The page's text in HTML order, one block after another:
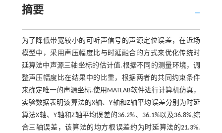
摘要
为了降低带宽较小的可听声信号的声源定位误差，在近场
模型中，采用声压幅度比与时延融合的方式来优化传统时
延算法中声源三轴坐标的估计值.根据不同的测量环境，调
整声压幅度比在结果中的比重，根据两者的共同约束条件
来确定唯一的声源坐标.使用MATLAB软件进行计算机仿真，
实验数据表明该算法的X轴、Y轴和Z轴平均误差分别为时延
算法X轴、Y轴和Z轴平均误差的36.2%、36.1%以及36.8%,综
合三轴误差，该算法的均方根误差约为时延算法的21.3%.